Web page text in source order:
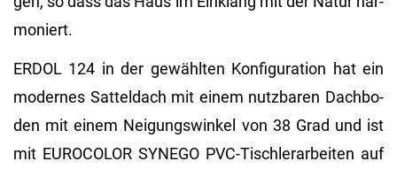
mo­niert.
ERDOL 124 in der ge­wähl­ten Kon­fi­gu­ra­ti­on hat ein
mo­der­nes Sat­tel­dach mit einem nutz­ba­ren Dach­bo­
den mit einem Nei­gungs­win­kel von 38 Grad und ist
mit EU­RO­CO­LOR SYN­EGO PVC-Tisch­ler­ar­bei­ten auf